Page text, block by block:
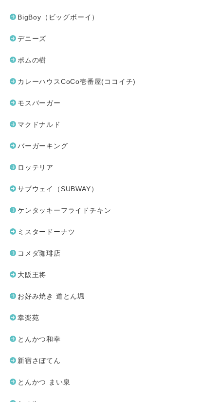
BigBoy（ビッグボーイ）
デニーズ
ポムの樹
カレーハウスCoCo壱番屋(ココイチ)
モスバーガー
マクドナルド
バーガーキング
ロッテリア
サブウェイ（SUBWAY）
ケンタッキーフライドチキン
ミスタードーナツ
コメダ珈琲店
大阪王将
お好み焼き 道とん堀
幸楽苑
とんかつ和幸
新宿さぼてん
とんかつ まい泉